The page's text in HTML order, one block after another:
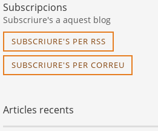
Subscripcions
Subscriure's a aquest blog
SUBSCRIURE'S PER RSS
SUBSCRIURE'S PER CORREU
Articles recents